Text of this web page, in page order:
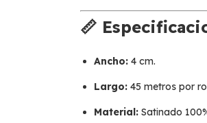
📏
Ancho: 4 cm.
Largo: 45 metros por
Material: Satinado